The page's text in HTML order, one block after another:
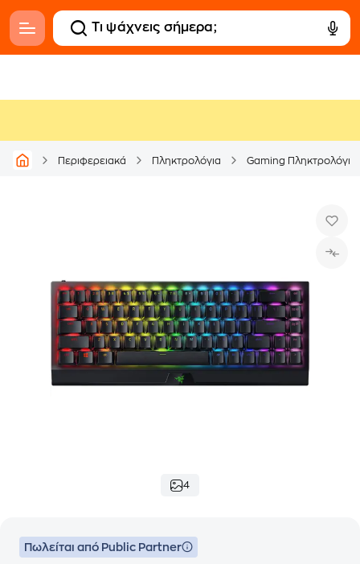
Περιφερειακά Πληκτρολόγια Gaming Πληκτρολόγια
4
Πωλείται από Public Partner